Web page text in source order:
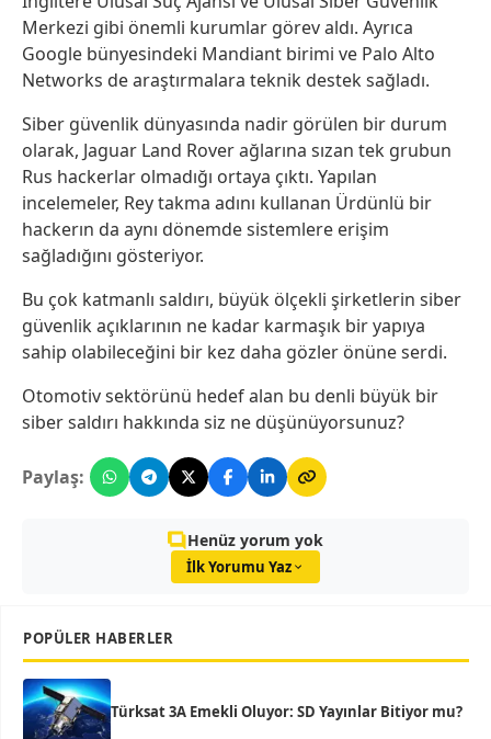
Merkezi gibi önemli kurumlar görev aldı. Ayrıca
Google bünyesindeki Mandiant birimi ve Palo Alto
Networks de araştırmalara teknik destek sağladı.
Siber güvenlik dünyasında nadir görülen bir durum
olarak, Jaguar Land Rover ağlarına sızan tek grubun
Rus hackerlar olmadığı ortaya çıktı. Yapılan
incelemeler, Rey takma adını kullanan Ürdünlü bir
hackerın da aynı dönemde sistemlere erişim
sağladığını gösteriyor.
Bu çok katmanlı saldırı, büyük ölçekli şirketlerin siber
güvenlik açıklarının ne kadar karmaşık bir yapıya
sahip olabileceğini bir kez daha gözler önüne serdi.
Otomotiv sektörünü hedef alan bu denli büyük bir
siber saldırı hakkında siz ne düşünüyorsunuz?
Paylaş:
Henüz yorum yok
İlk Yorumu Yaz
POPÜLER HABERLER
Türksat 3A Emekli Oluyor: SD Yayınlar Bitiyor mu?